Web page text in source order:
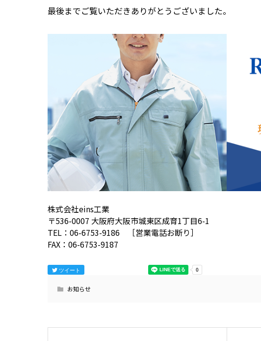
最後までご覧いただきありがとうございました。
株式会社eins工業
〒536-0007 大阪府大阪市城東区成育1丁目6-1
TEL：06-6753-9186 ［営業電話お断り］
FAX：06-6753-9187
ツイート
お知らせ